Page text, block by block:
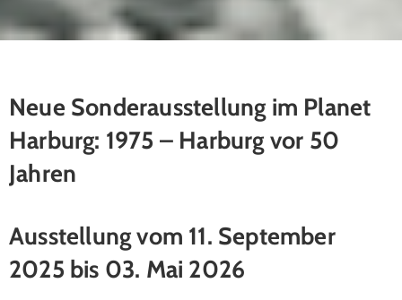
Neue Sonderausstellung im Planet
Harburg: 1975 – Harburg vor 50
Jahren
Ausstellung vom 11. September
2025 bis 03. Mai 2026